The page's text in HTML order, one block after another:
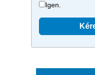
Igen.